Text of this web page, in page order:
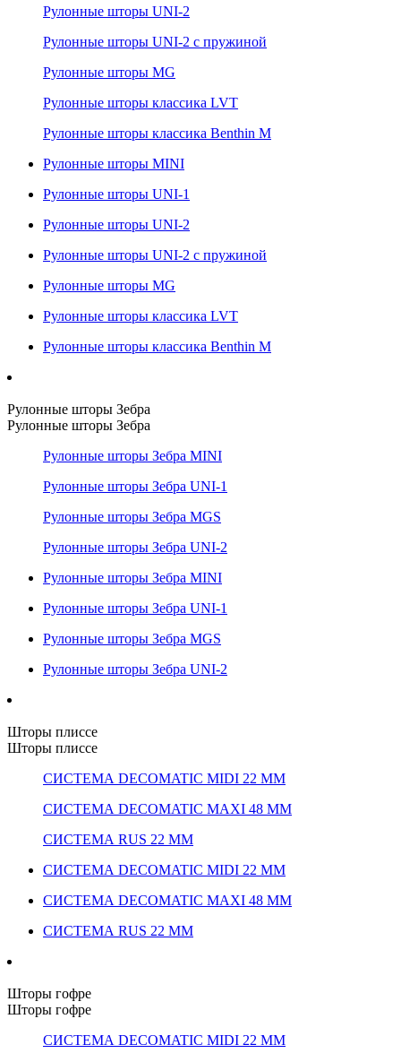
Рулонные шторы UNI-2
Рулонные шторы UNI-2 с пружиной
Рулонные шторы MG
Рулонные шторы классика LVT
Рулонные шторы классика Benthin M
Рулонные шторы MINI
Рулонные шторы UNI-1
Рулонные шторы UNI-2
Рулонные шторы UNI-2 с пружиной
Рулонные шторы MG
Рулонные шторы классика LVT
Рулонные шторы классика Benthin M
Рулонные шторы Зебра
Рулонные шторы Зебра
Рулонные шторы Зебра MINI
Рулонные шторы Зебра UNI-1
Рулонные шторы Зебра MGS
Рулонные шторы Зебра UNI-2
Рулонные шторы Зебра MINI
Рулонные шторы Зебра UNI-1
Рулонные шторы Зебра MGS
Рулонные шторы Зебра UNI-2
Шторы плиссе
Шторы плиссе
СИСТЕМА DECOMATIC MIDI 22 ММ
СИСТЕМА DECOMATIC MAXI 48 ММ
СИСТЕМА RUS 22 ММ
СИСТЕМА DECOMATIC MIDI 22 ММ
СИСТЕМА DECOMATIC MAXI 48 ММ
СИСТЕМА RUS 22 ММ
Шторы гофре
Шторы гофре
СИСТЕМА DECOMATIC MIDI 22 ММ